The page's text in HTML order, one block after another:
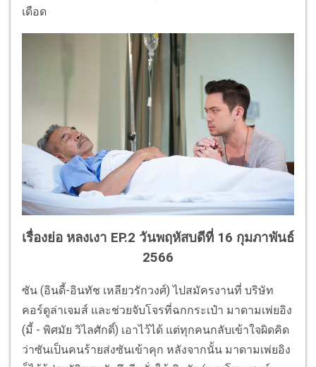
เดือด
เรื่องย่อ หลงเงา EP.2 วันพฤหัสบดีที่ 16 กุมภาพันธ์
2566
ซัน (อินดี้-อินทัช เหลียวรักวงศ์) ไปสมัครงานที่ บริษัท
คอร์ดูล่าเจมส์ และช่วยจับโจรที่ฉกกระเป๋า มาดามเพ่ยอิง
(มี้ - พิศมัย วิไลศักดิ์) เอาไว้ได้ แต่ทุกคนกลับเข้าใจผิดคิด
ว่าซันเป็นคนร้ายส่งซันเข้าคุก หลังจากนั้น มาดามเพ่ยอิง